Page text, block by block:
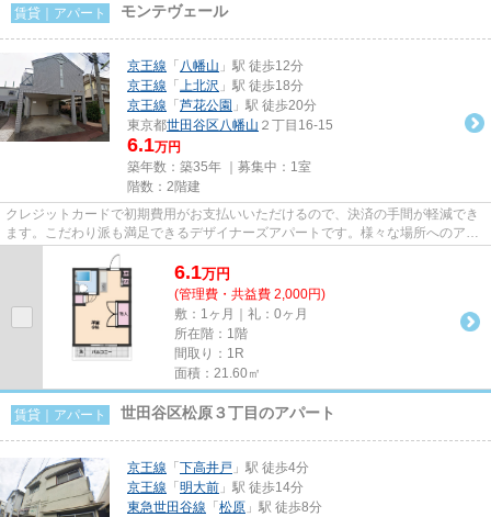
賃貸｜アパート モンテヴェール
京王線 「 八幡山 」駅 徒歩12分
京王線 「 上北沢 」駅 徒歩18分
京王線 「 芦花公園 」駅 徒歩20分
東京都世田谷区八幡山 ２丁目16-15
6.1万円
築年数：築35年 ｜募集中： 1室
階数：2階建
クレジットカードで初期費用がお支払いいただけるので、決済の手間が軽減でき
ます。こだわり派も満足できるデザイナーズアパートです。様々な場所へのアク
セスが便利になる、2駅利用可...
6.1万円
(管理費・共益費 2,000円)
敷：1ヶ月｜礼：0ヶ月
所在階：1階
間取り：1R
面積：21.60㎡
賃貸｜アパート 世田谷区松原３丁目のアパート
京王線 「 下高井戸 」駅 徒歩4分
京王線 「 明大前 」駅 徒歩14分
東急世田谷線 「 松原 」駅 徒歩8分